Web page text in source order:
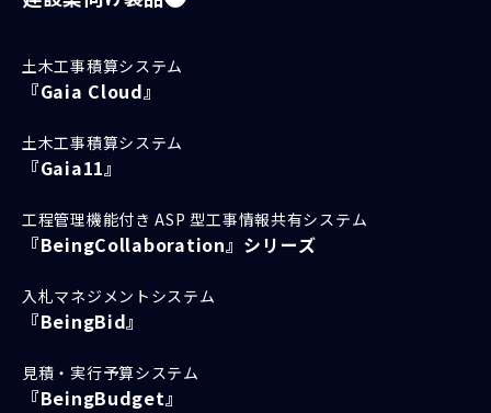
土木工事積算システム
『Gaia Cloud』
土木工事積算システム
『Gaia11』
工程管理機能付き ASP 型工事情報共有システム
『BeingCollaboration』シリーズ
入札マネジメントシステム
『BeingBid』
見積・実行予算システム
『BeingBudget』